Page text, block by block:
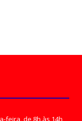
feira, de 8h às 14h